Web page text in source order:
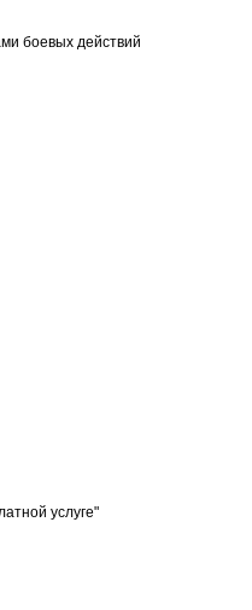
боевых действий
услуге"